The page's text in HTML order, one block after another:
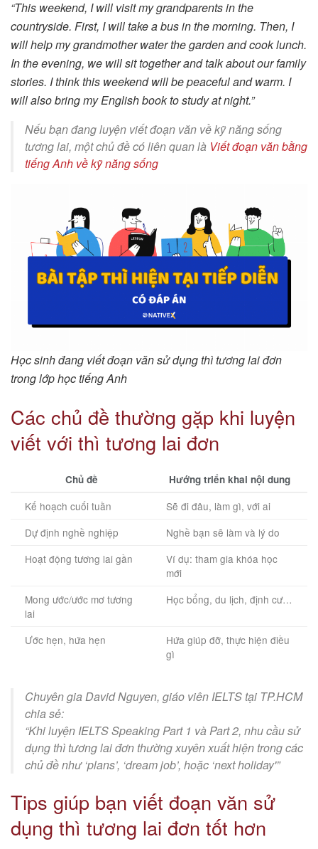
“This weekend, I will visit my grandparents in the
countryside. First, I will take a bus in the morning. Then, I
will help my grandmother water the garden and cook lunch.
In the evening, we will sit together and talk about our family
stories. I think this weekend will be peaceful and warm. I
will also bring my English book to study at night.”
Nếu bạn đang luyện viết đoạn văn về kỹ năng sống
tương lai, một chủ đề có liên quan là Viết đoạn văn bằng
tiếng Anh về kỹ năng sống
Học sinh đang viết đoạn văn sử dụng thì tương lai đơn
trong lớp học tiếng Anh
Các chủ đề thường gặp khi luyện
viết với thì tương lai đơn
Chủ đề Hướng triển khai nội dung
Kế hoạch cuối tuần
Sẽ đi đâu, làm gì, với ai
Dự định nghề nghiệp
Nghề bạn sẽ làm và lý do
Hoạt động tương lai gần
Ví dụ: tham gia khóa học
mới
Mong ước/ước mơ tương
lai
Học bổng, du lịch, định cư…
Ước hẹn, hứa hẹn
Hứa giúp đỡ, thực hiện điều
gì
Chuyên gia David Nguyen, giáo viên IELTS tại TP.HCM
chia sẻ:
“Khi luyện IELTS Speaking Part 1 và Part 2, nhu cầu sử
dụng thì tương lai đơn thường xuyên xuất hiện trong các
chủ đề như ‘plans’, ‘dream job’, hoặc ‘next holiday'”
Tips giúp bạn viết đoạn văn sử
dụng thì tương lai đơn tốt hơn